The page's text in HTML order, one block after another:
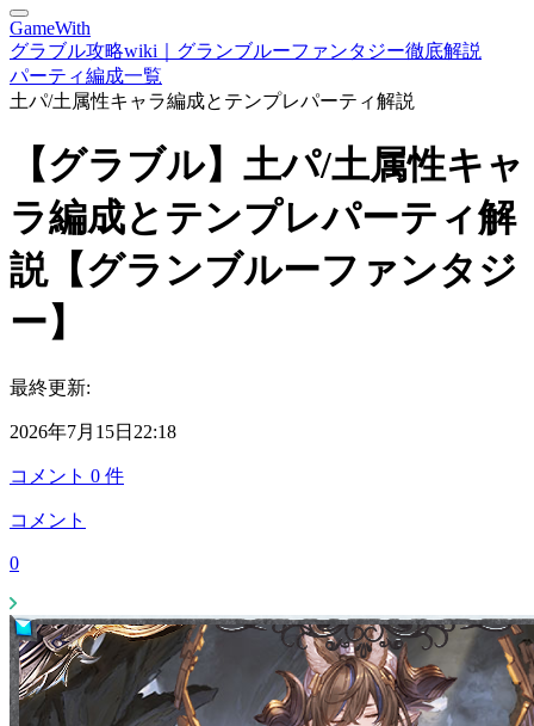
GameWith
グラブル攻略wiki｜グランブルーファンタジー徹底解説
パーティ編成一覧
土パ/土属性キャラ編成とテンプレパーティ解説
【グラブル】土パ/土属性キャ
ラ編成とテンプレパーティ解
説【グランブルーファンタジ
ー】
最終更新:
2026年7月15日22:18
コメント 0 件
コメント
0